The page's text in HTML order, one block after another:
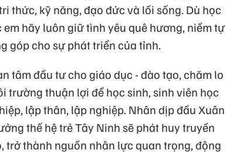
thức, kỹ năng, đạo đức và lối sống. Dù học
hãy luôn giữ tình yêu quê hương, niềm tự
góp cho sự phát triển của tỉnh.
tâm đầu tư cho giáo dục - đào tạo, chăm lo
trường thuận lợi để học sinh, sinh viên học
lập thân, lập nghiệp. Nhân dịp đầu Xuân
thế hệ trẻ Tây Ninh sẽ phát huy truyền
trở thành nguồn nhân lực quan trọng, động